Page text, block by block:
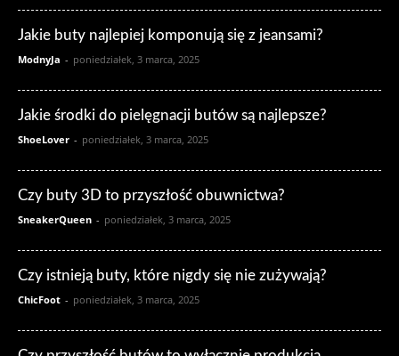
Jakie buty najlepiej komponują się z jeansami?
ModnyJa - poniedziałek, 3 marca, 2025
Jakie środki do pielęgnacji butów są najlepsze?
ShoeLover - poniedziałek, 3 marca, 2025
Czy buty 3D to przyszłość obuwnictwa?
SneakerQueen - poniedziałek, 3 marca, 2025
Czy istnieją buty, które nigdy się nie zużywają?
ChicFoot - poniedziałek, 3 marca, 2025